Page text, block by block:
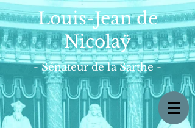
Louis-Jean de
Nicolaÿ
- Sénateur de la Sarthe -